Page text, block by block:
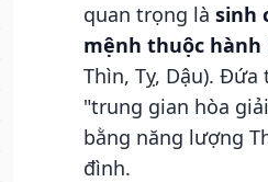
quan trọng là sinh
mệnh thuộc hành
Thìn, Tỵ, Dậu).
"trung gian hòa
bằng năng lượng
đình.